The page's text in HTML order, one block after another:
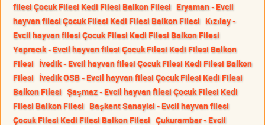
filesi Çocuk Filesi Kedi Filesi Balkon Filesi Eryaman - Evcil
hayvan filesi Çocuk Filesi Kedi Filesi Balkon Filesi Kızılay -
Evcil hayvan filesi Çocuk Filesi Kedi Filesi Balkon Filesi
Yapracık - Evcil hayvan filesi Çocuk Filesi Kedi Filesi Balkon
Filesi İvedik - Evcil hayvan filesi Çocuk Filesi Kedi Filesi Balkon
Filesi İvedik OSB - Evcil hayvan filesi Çocuk Filesi Kedi Filesi
Balkon Filesi Şaşmaz - Evcil hayvan filesi Çocuk Filesi Kedi
Filesi Balkon Filesi Başkent Sanayisi - Evcil hayvan filesi
Çocuk Filesi Kedi Filesi Balkon Filesi Çukurambar - Evcil